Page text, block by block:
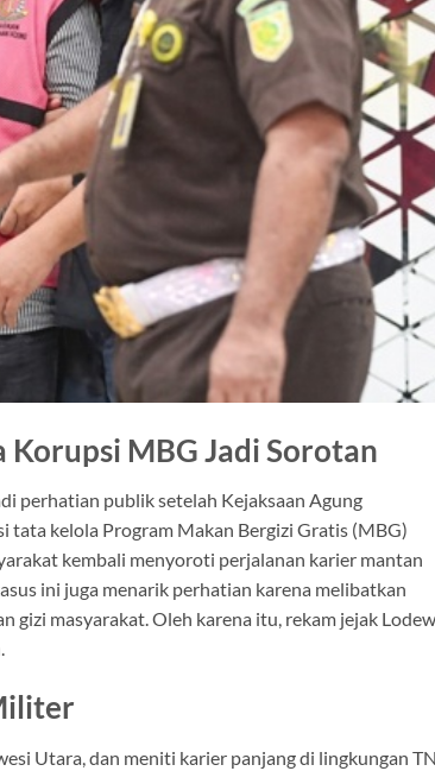
Korupsi MBG Jadi Sorotan
perhatian publik setelah Kejaksaan Agung
tata kelola Program Makan Bergizi Gratis (MBG)
kembali menyoroti perjalanan karier mantan
ini juga menarik perhatian karena melibatkan
gizi masyarakat. Oleh karena itu, rekam jejak
Utara, dan meniti karier panjang di lingkungan